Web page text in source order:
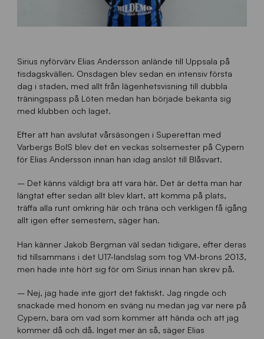
Sirius nyförvärv Elias Andersson anlände till Uppsala på
tisdagskvällen. Onsdagen blev sedan en intensiv första
dag i staden, med allt från lägenhetsvisning till dubbla
träningspass på Löten medan han började bekanta sig
med klubben och laget.
Efter att han avslutat vårsäsongen i Superettan med
Varbergs BoIS blev det en veckas solsemester på Cypern
för Elias Andersson innan han idag anslöt till Blåsvart.
– Det känns väldigt bra att vara här. Det är detta man har
längtat efter sedan allt blev klart, att komma på plats,
träffa alla runt omkring här och träna och verkligen få igång
allt igen efter semestern, säger han.
Han känner Jakob Bergman väl sedan tidigare, efter deras
tid tillsammans i det U17-landslag som tog VM-brons 2013,
men hade inte hört sig för om Sirius innan han skrev på.
– Nej, jag hade inte gjort det faktiskt. Jag ringde och
snackade med honom en sväng nu medan jag var nere på
Cypern, bara om vad som kommer att hända och att jag
kommer då och då. Inget mer än så, säger Elias